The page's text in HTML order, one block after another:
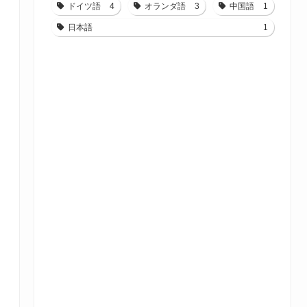
ドイツ語 4 オランダ語 3 中国語 1
日本語 1